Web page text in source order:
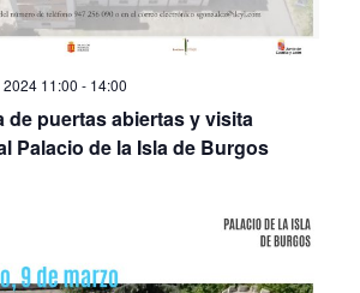
2024 11:00-14:00
puertas abiertas y visita
Palacio de la Isla de Burgos